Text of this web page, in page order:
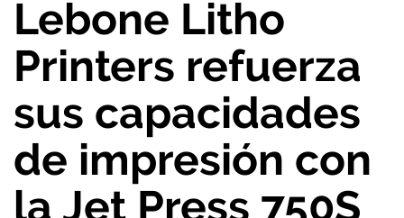
Lebone Litho
Printers refuerza
sus capacidades
de impresión con
la Jet Press 750S